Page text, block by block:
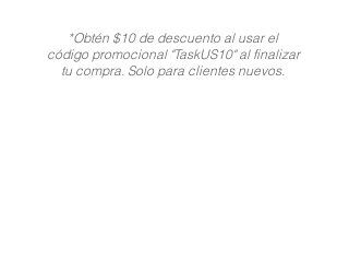
*Obtén $10 de descuento al usar el
código promocional "TaskUS10" al finalizar
tu compra. Solo para clientes nuevos.